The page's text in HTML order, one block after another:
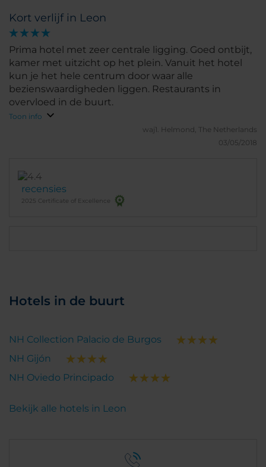
Kort verlijf in Leon
Prima hotel met zeer centrale ligging. Goed ontbijt,
kamer met uitzicht op het plein. Vanuit het hotel
kun je het hele centrum door waar alle
bezienswaardigheden liggen. Restaurants in
overvloed in de buurt.
Toon info
waj1. Helmond, The Netherlands
03/05/2018
recensies
2025 Certificate of Excellence
Hotels in de buurt
NH Collection Palacio de Burgos
NH Gijón
NH Oviedo Principado
Bekijk alle hotels in Leon